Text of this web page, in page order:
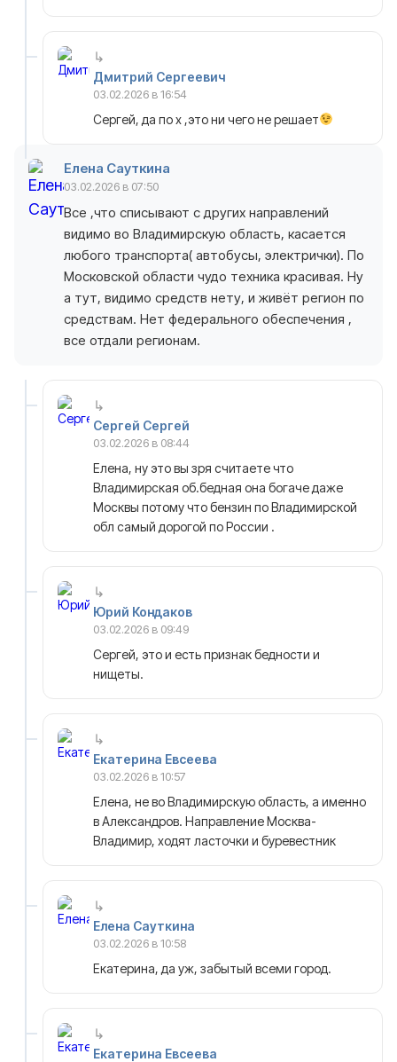
Дмитрий Сергеевич
03.02.2026 в 16:54
Сергей, да по х ,это ни чего не решает
Елена Сауткина
03.02.2026 в 07:50
Все ,что списывают с других направлений
видимо во Владимирскую область, касается
любого транспорта( автобусы, электрички). По
Московской области чудо техника красивая. Ну
а тут, видимо средств нету, и живёт регион по
средствам. Нет федерального обеспечения ,
все отдали регионам.
Сергей Сергей
03.02.2026 в 08:44
Елена, ну это вы зря считаете что
Владимирская об.бедная она богаче даже
Москвы потому что бензин по Владимирской
обл самый дорогой по России .
Юрий Кондаков
03.02.2026 в 09:49
Сергей, это и есть признак бедности и
нищеты.
Екатерина Евсеева
03.02.2026 в 10:57
Елена, не во Владимирскую область, а именно
в Александров. Направление Москва-
Владимир, ходят ласточки и буревестник
Елена Сауткина
03.02.2026 в 10:58
Екатерина, да уж, забытый всеми город.
Екатерина Евсеева